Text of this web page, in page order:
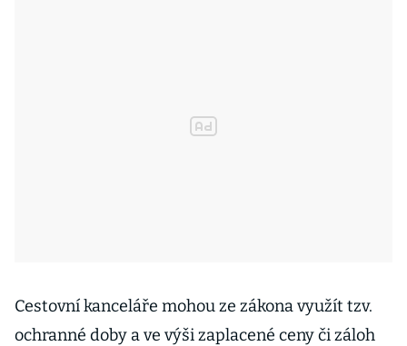
Cestovní kanceláře mohou ze zákona využít tzv.
ochranné doby a ve výši zaplacené ceny či záloh